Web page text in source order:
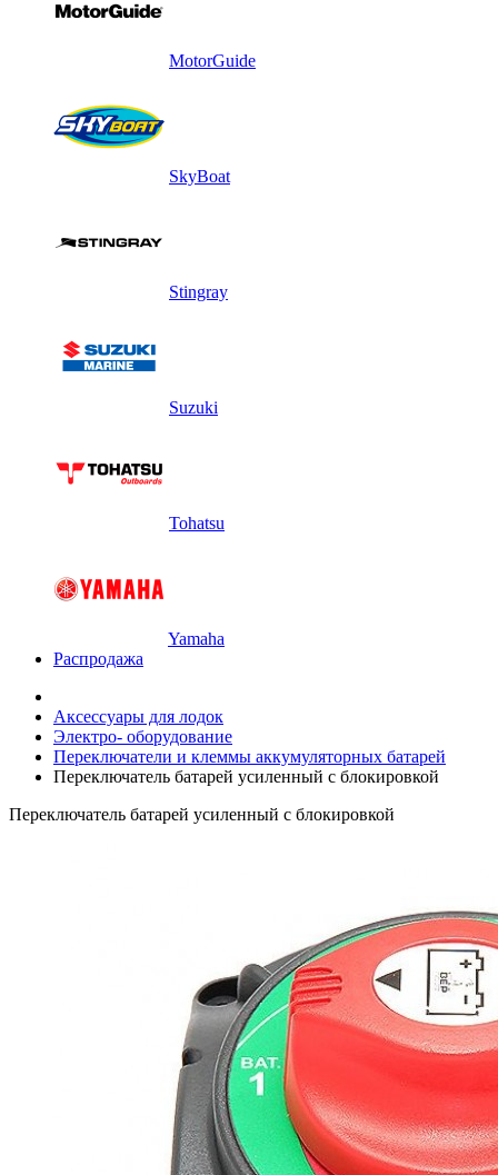
MotorGuide
SkyBoat
Stingray
Suzuki
Tohatsu
Yamaha
Распродажа
Аксессуары для лодок
Электро- оборудование
Переключатели и клеммы аккумуляторных батарей
Переключатель батарей усиленный с блокировкой
Переключатель батарей усиленный с блокировкой